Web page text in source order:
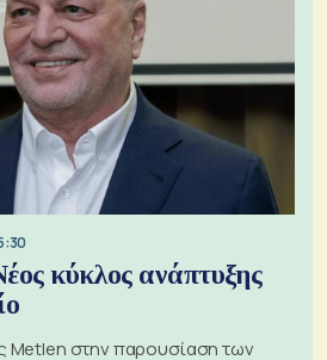
κύκλος ανάπτυξης
Metlen στην παρουσίαση των